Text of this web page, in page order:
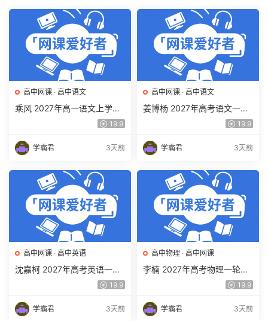
高中网课 · 高中语文
乘风 2027年高一语文上学期
网课教程 高一语文 暑假班视
19.9
学霸君 3天前
高中网课 · 高中语文
姜博杨 2027年高考语文一轮
复习网课教程 高三语文 上学
下载
19.9
学霸君 3天前
高中网课 · 高中英语
沈嘉柯 2027年高考英语一轮
复习网课教程 高三英语 上学
下载
19.9
学霸君 3天前
高中物理 · 高中网课
李楠 2027年高考物理一轮复
习网课教程 高三物理 上学期
载
19.9
学霸君 3天前